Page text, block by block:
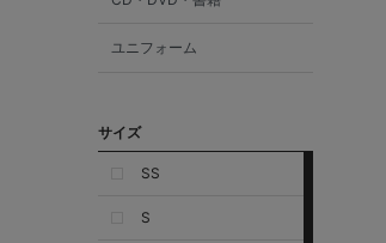
ユニフォーム
サイズ
SS
S